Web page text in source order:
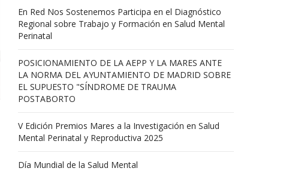
En Red Nos Sostenemos Participa en el Diagnóstico
Regional sobre Trabajo y Formación en Salud Mental
Perinatal
POSICIONAMIENTO DE LA AEPP Y LA MARES ANTE
LA NORMA DEL AYUNTAMIENTO DE MADRID SOBRE
EL SUPUESTO "SÍNDROME DE TRAUMA
POSTABORTO
V Edición Premios Mares a la Investigación en Salud
Mental Perinatal y Reproductiva 2025
Día Mundial de la Salud Mental